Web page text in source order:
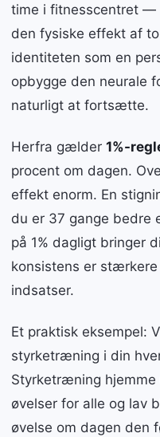
time i fitnesscentret —
den fysiske effekt af
identiteten som en
opbygge den neurale
naturligt at fortsætte.
Herfra gælder 1%-
procent om dagen.
effekt enorm. En
du er 37 gange bedre
på 1% dagligt bringer
konsistens er
indsatser.
Et praktisk eksempel:
styrketræning i din
Styrketræning
øvelser for alle og lav
øvelse om dagen den